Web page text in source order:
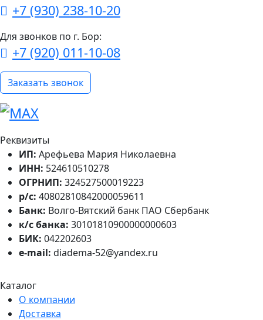
+7 (930) 238-10-20
Для звонков по г. Бор:
+7 (920) 011-10-08
Заказать звонок
Реквизиты
ИП: Арефьева Мария Николаевна
ИНН: 524610510278
ОГРНИП: 324527500019223
р/с: 40802810842000059611
Банк: Волго-Вятский банк ПАО Сбербанк
к/с банка: 30101810900000000603
БИК: 042202603
e-mail: diadema-52@yandex.ru
Каталог
О компании
Доставка